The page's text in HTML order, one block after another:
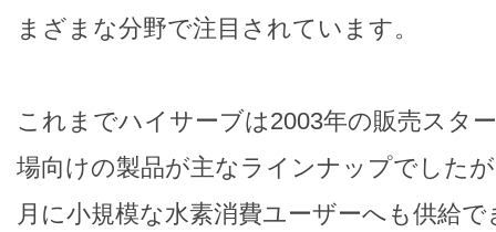
まざまな分野で注目されています。
これまでハイサーブは2003年の販売スタ
場向けの製品が主なラインナップでした
月に小規模な水素消費ユーザーへも供給